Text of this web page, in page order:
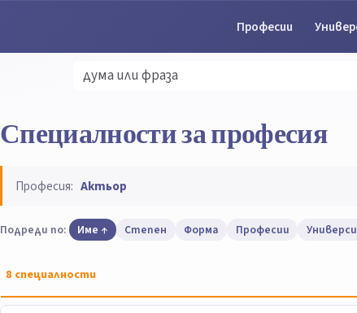
Професии
Специалности за професия
Професия: Актьор
Подреди по: Име Степен Форма Професии
8специалности